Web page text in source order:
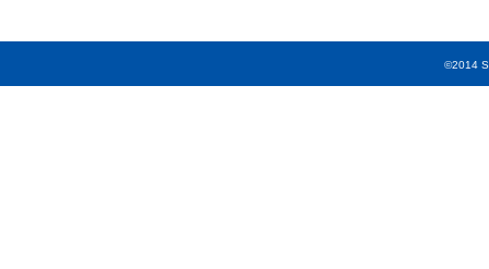
©2014